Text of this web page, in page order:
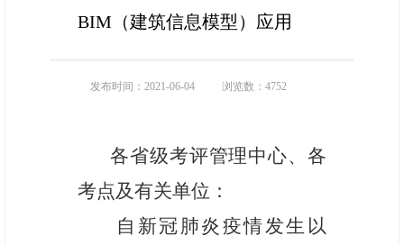
BIM（建筑信息模型）应用
发布时间：2021-06-04 浏览数：4752
各省级考评管理中心、各
考点及有关单位：
自新冠肺炎疫情发生以